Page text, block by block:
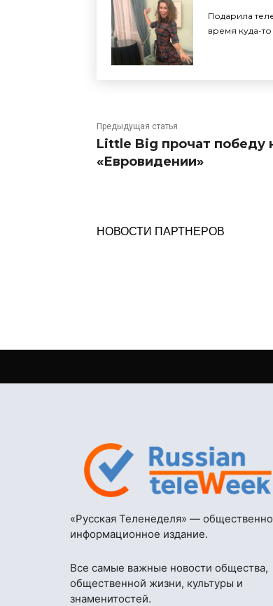
Подарила
время куда-то
Предыдущая статья
Little Big прочат победу
«Евровидении»
НОВОСТИ ПАРТНЕРОВ
«Русская Теленеделя» —
информационное издание.
Все самые важные новости общества,
общественной жизни, культуры и
знаменитостей.